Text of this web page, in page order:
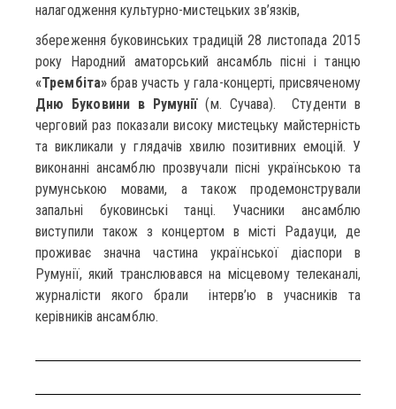
налагодження культурно-мистецьких зв’язків,
збереження буковинських традицій 28 листопада 2015
року Народний аматорський ансамбль пісні і танцю
«Трембіта» брав участь у гала-концерті, присвяченому
Дню Буковини в Румунії(м. Сучава). Студенти в
черговий раз показали високу мистецьку майстерність
та викликали у глядачів хвилю позитивних емоцій. У
виконанні ансамблю прозвучали пісні українською та
румунською мовами, а також продемонстрували
запальні буковинські танці. Учасники ансамблю
виступили також з концертом в місті Радауци, де
проживає значна частина української діаспори в
Румунії, який транслювався на місцевому телеканалі,
журналісти якого брали інтерв’ю в учасників та
керівників ансамблю.